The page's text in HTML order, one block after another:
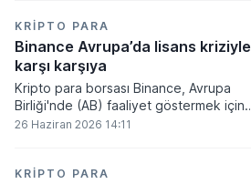
KRIPTO PARA
Binance Avrupa’da lisans kriziyle
karşı karşıya
Kripto para borsası Binance, Avrupa
Birliği'nde (AB) faaliyet göstermek için
gerekli düzenleyici onayları alamadı.
26 Haziran 2026 14:11
KRIPTO PARA